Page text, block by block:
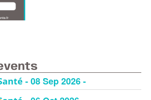
- 08 Sep 2026 -